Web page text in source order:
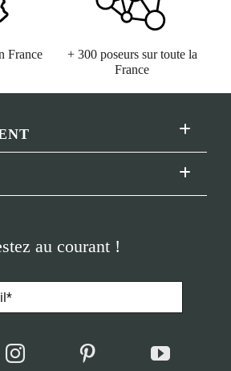
France
+ 300 poseurs sur toute la
France
Toggle
projet
Toggle
? au courant !